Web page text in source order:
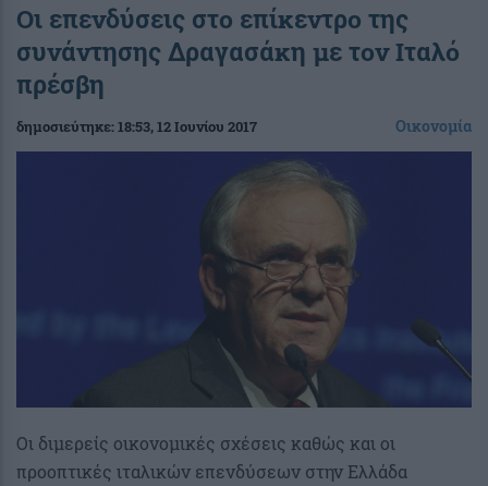
Οι επενδύσεις στο επίκεντρο της
συνάντησης Δραγασάκη με τον Ιταλό
πρέσβη
δημοσιεύτηκε:18:53, 12 Ιουνίου 2017 Οικονομία
Οι διμερείς οικονομικές σχέσεις καθώς και οι
προοπτικές ιταλικών επενδύσεων στην Ελλάδα